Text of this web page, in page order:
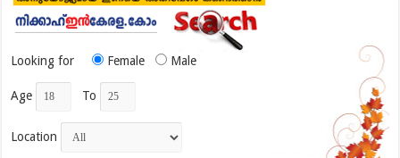
Looking for Female Male
Age To
Location